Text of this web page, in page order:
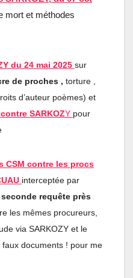
mort et méthodes
du 24 mai 2025 sur
de proches , torture ,
d’auteur poèmes) et
SARKOZY pour
CSM contre les procs
interceptée par
seconde requête près
les mêmes procureurs,
via SARKOZY et le
documents ! pour me